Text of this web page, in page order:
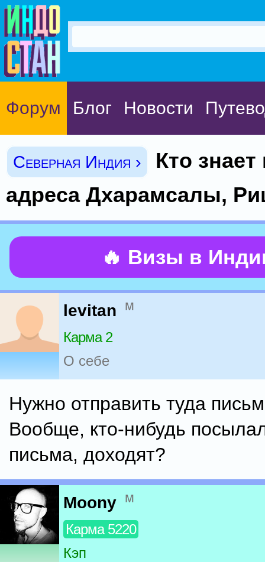
Форум Блог Новости
Северная Индия ›
Кто
адреса Дхарамсалы,
🔥 Визы в
levitan м
Карма 2
О себе
Нужно отправить туда
Вообще, кто-нибудь
письма, доходят?
Moony м
Карма 5220
Кэп